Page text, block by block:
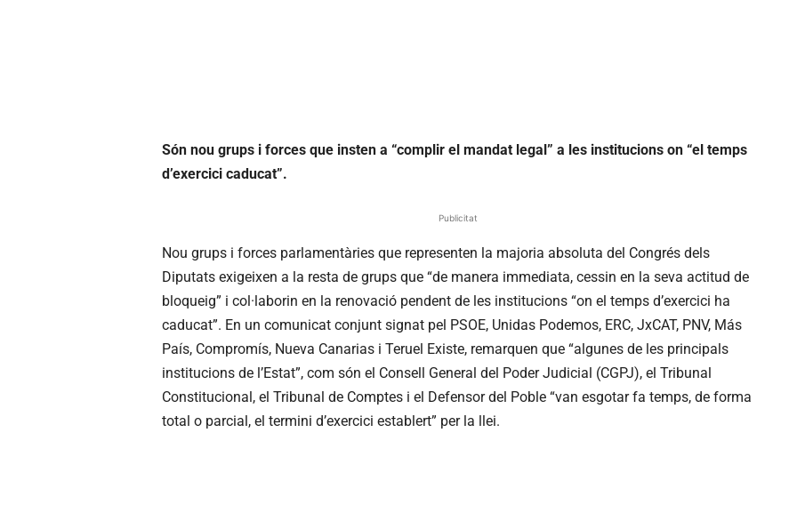
Són nou grups i forces que insten a “complir el mandat legal” a les institucions on “el temps
d’exercici caducat”.
Publicitat
Nou grups i forces parlamentàries que representen la majoria absoluta del Congrés dels
Diputats exigeixen a la resta de grups que “de manera immediata, cessin en la seva actitud de
bloqueig” i col·laborin en la renovació pendent de les institucions “on el temps d’exercici ha
caducat”. En un comunicat conjunt signat pel PSOE, Unidas Podemos, ERC, JxCAT, PNV, Más
País, Compromís, Nueva Canarias i Teruel Existe, remarquen que “algunes de les principals
institucions de l’Estat”, com són el Consell General del Poder Judicial (CGPJ), el Tribunal
Constitucional, el Tribunal de Comptes i el Defensor del Poble “van esgotar fa temps, de forma
total o parcial, el termini d’exercici establert” per la llei.